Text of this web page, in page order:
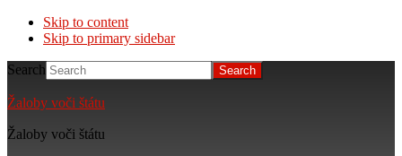
Skip to content
Skip to primary sidebar
Search
Žaloby voči štátu
Žaloby voči štátu